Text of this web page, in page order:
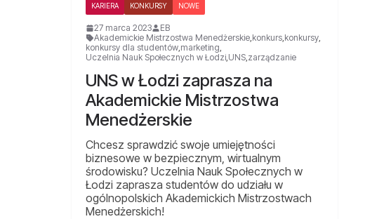
KARIERA KONKURSY NOWE
27 marca 2023
EB
Akademickie Mistrzostwa Menedżerskie konkurs konkursy
konkursy dla studentów marketing
Uczelnia Nauk Społecznych w Łodzi UNS zarządzanie
UNS w Łodzi zaprasza na
Akademickie Mistrzostwa
Menedżerskie
Chcesz sprawdzić swoje umiejętności
biznesowe w bezpiecznym, wirtualnym
środowisku? Uczelnia Nauk Społecznych w
Łodzi zaprasza studentów do udziału w
ogólnopolskich Akademickich Mistrzostwach
Menedżerskich!